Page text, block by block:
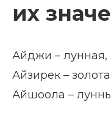
их
Айджи – лунная,
Айзирек –
Айшоола –